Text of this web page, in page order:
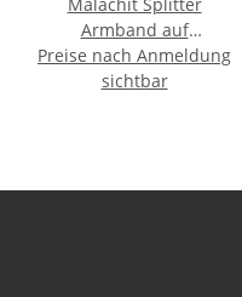
Armband auf
Stretchband ca. 5 - 8
mm, 19 - 20 cm lang
Preise nach Anmeldung
sichtbar